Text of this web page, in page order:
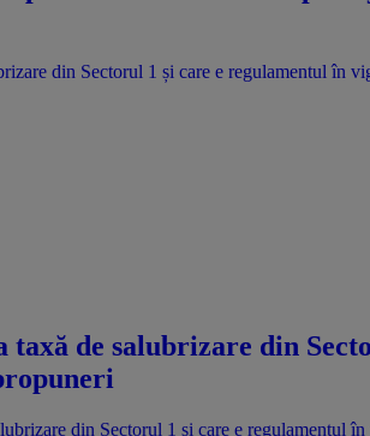
din Sectorul 1 și care e regulamentul în
taxă de salubrizare din